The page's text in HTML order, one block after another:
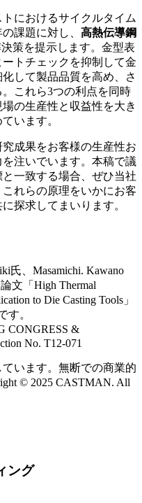
におけるサイクルタイム
課題に対し、 高熱伝導鋼
策を提示します。金型表
トチェックを抑制して金
して製品品質を高め、さ
これら3つの利点を同時
の生産性と収益性を大き
います。
成果をお客様の生産性お
注いでいます。本稿で議
一致する場合、ぜひ当社
れらの原理をいかにお客
探求してまいります。
氏、Masamichi. Kawano
文「High Thermal
to Die Casting Tools」
す。
CONGRESS &
No. T12-071
います。無断での商業的
© 2025 CASTMAN. All
ング